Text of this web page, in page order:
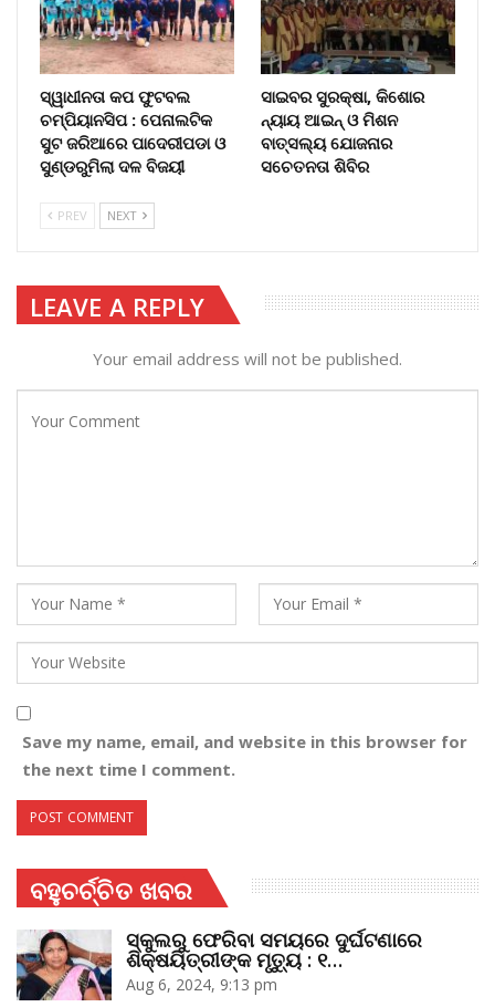
ସ୍ୱାଧୀନତା କପ ଫୁଟବଲ
ଚମ୍ପିୟାନସିପ : ପେନାଲଟିକ
ସୁଟ ଜରିଆରେ ପାଦେରୀପଡା ଓ
ସୁଣ୍ଡରୁମିଲା ଦଳ ବିଜୟୀ
ସାଇବର ସୁରକ୍ଷା, କିଶୋର
ନ୍ୟାୟ ଆଇନ୍ ଓ ମିଶନ
ବାତ୍ସଲ୍ୟ ଯୋଜନାର
ସଚେତନତା ଶିବିର
PREV NEXT
LEAVE A REPLY
Your email address will not be published.
Save my name, email, and website in this browser for
the next time I comment.
ବହୁଚର୍ଚ୍ଚିତ ଖବର
ସ୍କୁଲରୁ ଫେରିବା ସମୟରେ ଦୁର୍ଘଟଣାରେ
ଶିକ୍ଷୟିତ୍ରୀଙ୍କ ମୃତ୍ୟୁ : ୧…
Aug 6, 2024, 9:13 pm